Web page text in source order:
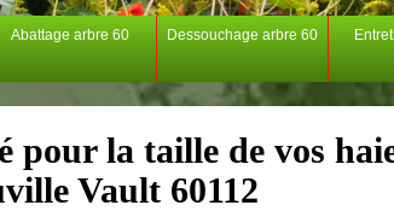
Abattage arbre 60 Dessouchage arbre 60
pour la taille de vos
Vault 60112